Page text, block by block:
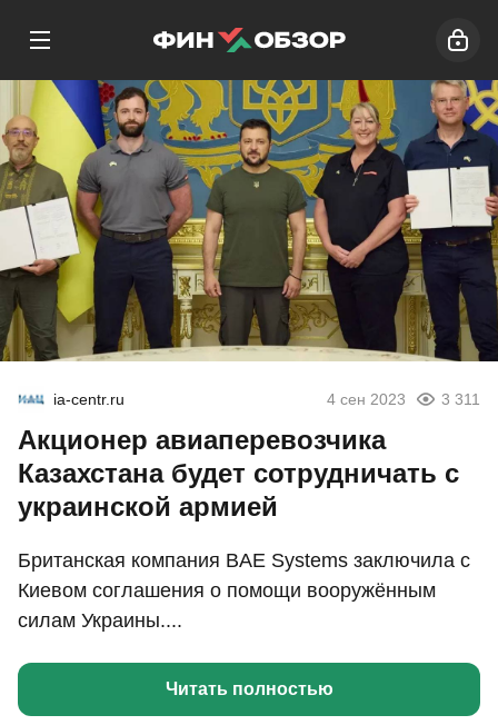
ia-centr.ru 4 сен 2023 3 311
Акционер авиаперевозчика
Казахстана будет сотрудничать с
украинской армией
Британская компания BAE Systems заключила с
Киевом соглашения о помощи вооружённым
силам Украины....
Читать полностью